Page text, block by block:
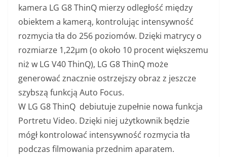
kamera LG G8 ThinQ mierzy odległość między
obiektem a kamerą, kontrolując intensywność
rozmycia tła do 256 poziomów. Dzięki matrycy o
rozmiarze 1,22μm (o około 10 procent większemu
niż w LG V40 ThinQ), LG G8 ThinQ może
generować znacznie ostrzejszy obraz z jeszcze
szybszą funkcją Auto Focus.
W LG G8 ThinQ debiutuje zupełnie nowa funkcja
Portretu Video. Dzięki niej użytkownik będzie
mógł kontrolować intensywność rozmycia tła
podczas filmowania przednim aparatem.